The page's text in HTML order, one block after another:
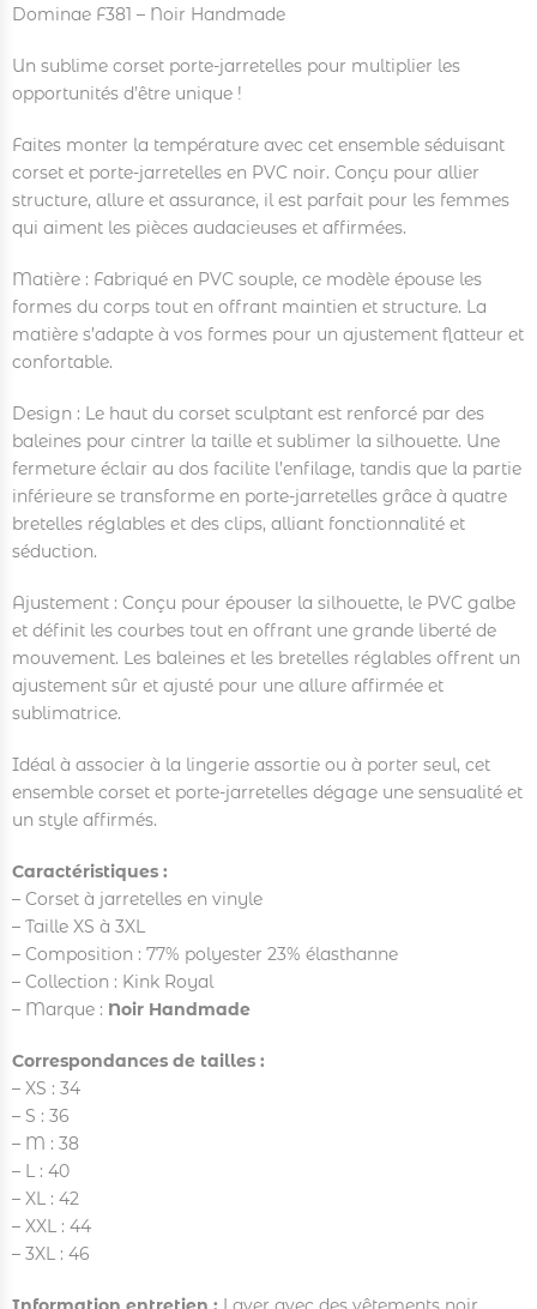
Dominae F381 – Noir Handmade
Un sublime corset porte-jarretelles pour multiplier les
opportunités d’être unique !
Faites monter la température avec cet ensemble séduisant
corset et porte-jarretelles en PVC noir. Conçu pour allier
structure, allure et assurance, il est parfait pour les femmes
qui aiment les pièces audacieuses et affirmées.
Matière : Fabriqué en PVC souple, ce modèle épouse les
formes du corps tout en offrant maintien et structure. La
matière s’adapte à vos formes pour un ajustement flatteur et
confortable.
Design : Le haut du corset sculptant est renforcé par des
baleines pour cintrer la taille et sublimer la silhouette. Une
fermeture éclair au dos facilite l’enfilage, tandis que la partie
inférieure se transforme en porte-jarretelles grâce à quatre
bretelles réglables et des clips, alliant fonctionnalité et
séduction.
Ajustement : Conçu pour épouser la silhouette, le PVC galbe
et définit les courbes tout en offrant une grande liberté de
mouvement. Les baleines et les bretelles réglables offrent un
ajustement sûr et ajusté pour une allure affirmée et
sublimatrice.
Idéal à associer à la lingerie assortie ou à porter seul, cet
ensemble corset et porte-jarretelles dégage une sensualité et
un style affirmés.
Caractéristiques :
– Corset à jarretelles en vinyle
– Taille XS à 3XL
– Composition : 77% polyester 23% élasthanne
– Collection : Kink Royal
– Marque : Noir Handmade
Correspondances de tailles :
– XS : 34
– S : 36
– M : 38
– L : 40
– XL : 42
– XXL : 44
– 3XL : 46